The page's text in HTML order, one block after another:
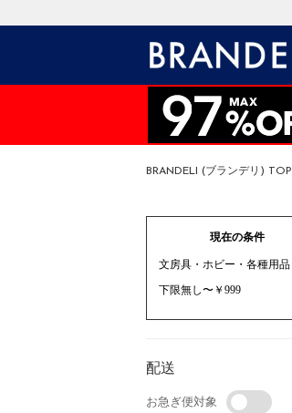
BRANDELI (ブランデリ) TOP
現在の条件
文房具・ホビー・各種用品
下限無し〜￥999
配送
お急ぎ便対象